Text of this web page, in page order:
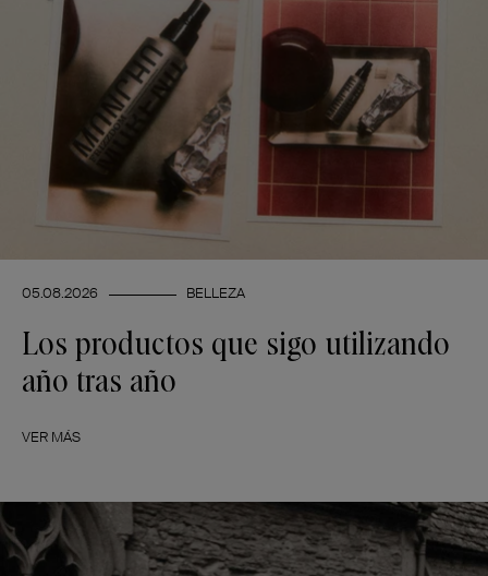
05.08.2026 BELLEZA
Los productos que sigo utilizando
año tras año
VER MÁS